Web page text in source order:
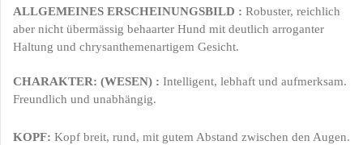
ALLGEMEINES ERSCHEINUNGSBILD : Robuster, reichlich
aber nicht übermässig behaarter Hund mit deutlich arroganter
Haltung und chrysanthemenartigem Gesicht.
CHARAKTER: (WESEN) : Intelligent, lebhaft und aufmerksam.
Freundlich und unabhängig.
KOPF: Kopf breit, rund, mit gutem Abstand zwischen den Augen.